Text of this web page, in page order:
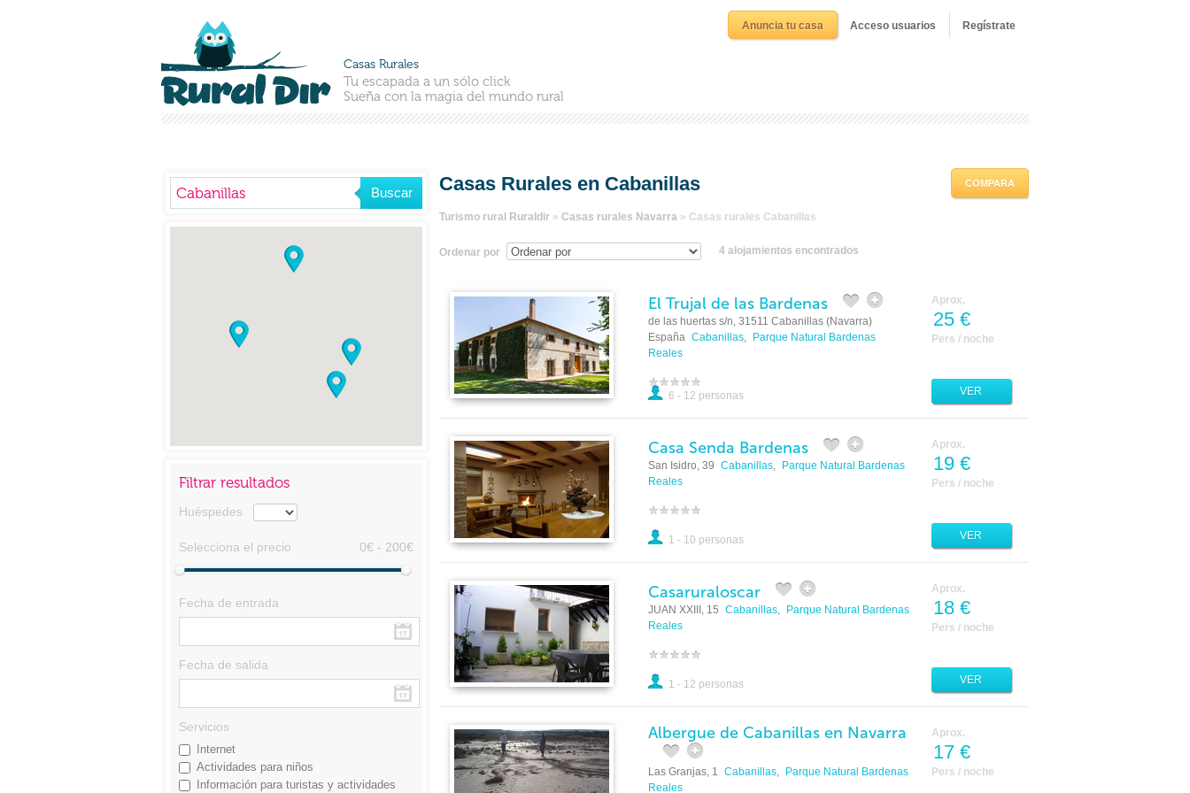
Casas Rurales
Tu escapada a un sólo click
Sueña con la magia del mundo rural
Anuncia tu casa Acceso usuarios Regístrate
Casas Rurales en Cabanillas
Turismo rural Ruraldir» Casas rurales Navarra» Casas rurales Cabanillas
Ordenar por 4 alojamientos encontrados
COMPARA
El Trujal de las Bardenas
de las huertas s/n, 31511 Cabanillas (Navarra)
España Cabanillas,
Parque Natural Bardenas
Reales
6 - 12 personas
Aprox.
25 €
Pers / noche
VER
Casa Senda Bardenas
San Isidro, 39 Cabanillas,
Parque Natural Bardenas
Reales
1 - 10 personas
Aprox.
19 €
Pers / noche
VER
Casaruraloscar
JUAN XXIII, 15 Cabanillas,
Parque Natural Bardenas
Reales
1 - 12 personas
Aprox.
18 €
Pers / noche
VER
Albergue de Cabanillas en Navarra
Las Granjas, 1 Cabanillas,
Parque Natural Bardenas
Reales
Aprox.
17 €
Pers / noche
Filtrar resultados
Huéspedes
Selecciona el precio 0€ - 200€
Fecha de entrada
Fecha de salida
Servicios
Internet
Actividades para niños
Información para turistas y actividades